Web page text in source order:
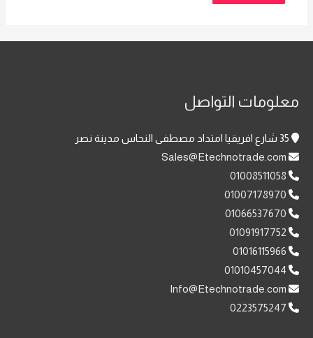
معلومات التواصل
01008511058
01007178970
01066537670
01091917752
01016115966
01010457044
0223575247